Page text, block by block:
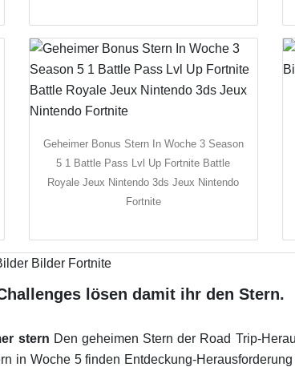
Geheimer Bonus Stern In Woche 3 Season
5 1 Battle Pass Lvl Up Fortnite Battle
Royale Jeux Nintendo 3ds Jeux Nintendo
Fortnite
lösen damit ihr den Stern.
stern Den geheimen Stern der Road Trip-
in Woche 5 finden Entdeckung-